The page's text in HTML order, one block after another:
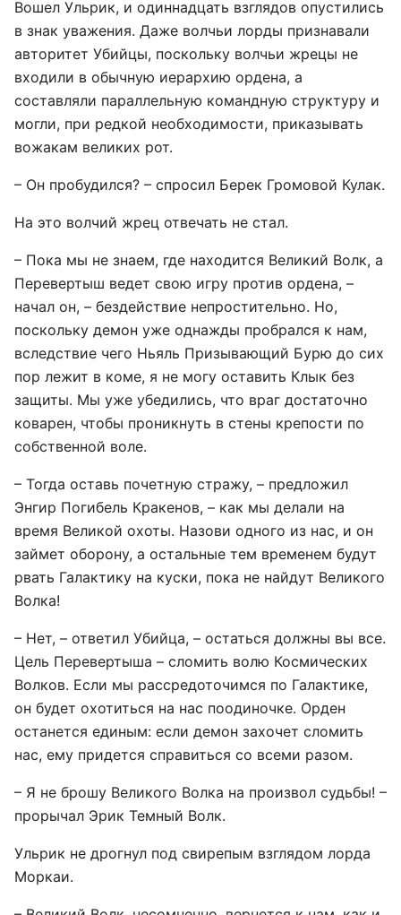
Вошел Ульрик, и одиннадцать взглядов опустились
в знак уважения. Даже волчьи лорды признавали
авторитет Убийцы, поскольку волчьи жрецы не
входили в обычную иерархию ордена, а
составляли параллельную командную структуру и
могли, при редкой необходимости, приказывать
вожакам великих рот.
– Он пробудился? – спросил Берек Громовой Кулак.
На это волчий жрец отвечать не стал.
– Пока мы не знаем, где находится Великий Волк, а
Перевертыш ведет свою игру против ордена, –
начал он, – бездействие непростительно. Но,
поскольку демон уже однажды пробрался к нам,
вследствие чего Ньяль Призывающий Бурю до сих
пор лежит в коме, я не могу оставить Клык без
защиты. Мы уже убедились, что враг достаточно
коварен, чтобы проникнуть в стены крепости по
собственной воле.
– Тогда оставь почетную стражу, – предложил
Энгир Погибель Кракенов, – как мы делали на
время Великой охоты. Назови одного из нас, и он
займет оборону, а остальные тем временем будут
рвать Галактику на куски, пока не найдут Великого
Волка!
– Нет, – ответил Убийца, – остаться должны вы все.
Цель Перевертыша – сломить волю Космических
Волков. Если мы рассредоточимся по Галактике,
он будет охотиться на нас поодиночке. Орден
останется единым: если демон захочет сломить
нас, ему придется справиться со всеми разом.
– Я не брошу Великого Волка на произвол судьбы! –
прорычал Эрик Темный Волк.
Ульрик не дрогнул под свирепым взглядом лорда
Моркаи.